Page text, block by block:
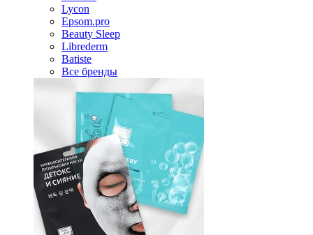
Lycon
Epsom.pro
Beauty Sleep
Librederm
Batiste
Все бренды